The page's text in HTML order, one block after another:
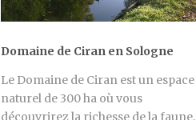
Domaine de Ciran en Sologne
Le Domaine de Ciran est un espace
naturel de 300 ha où vous
découvrirez la richesse de la faune,